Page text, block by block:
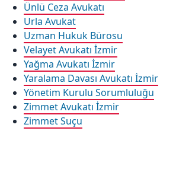
Ünlü Ceza Avukatı
Urla Avukat
Uzman Hukuk Bürosu
Velayet Avukatı İzmir
Yağma Avukatı İzmir
Yaralama Davası Avukatı İzmir
Yönetim Kurulu Sorumluluğu
Zimmet Avukatı İzmir
Zimmet Suçu